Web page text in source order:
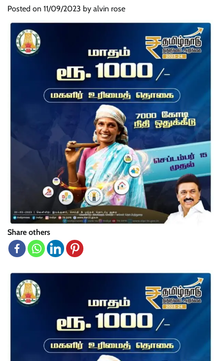
Posted on 11/09/2023 by alvin rose
Share others